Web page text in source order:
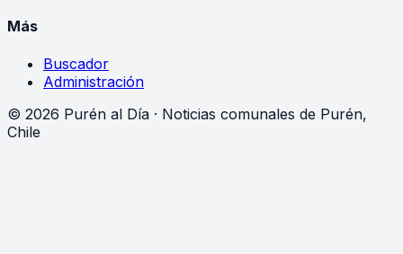
Más
Buscador
Administración
© 2026 Purén al Día · Noticias comunales de Purén,
Chile